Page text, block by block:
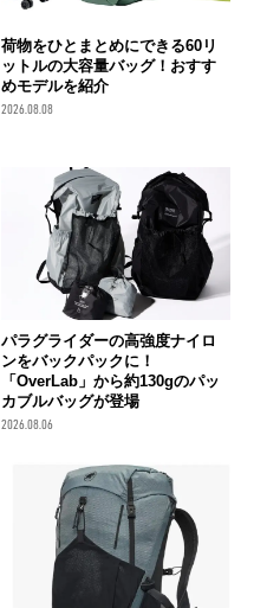
荷物をひとまとめにできる60リ
ットルの大容量バッグ！おすす
めモデルを紹介
2026.08.08
パラグライダーの高強度ナイロ
ンをバックパックに！
「OverLab」から約130gのパッ
カブルバッグが登場
2026.08.06